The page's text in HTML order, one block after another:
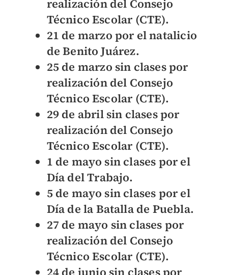
realización del Consejo
Técnico Escolar (CTE).
21 de marzo por el natalicio
de Benito Juárez.
25 de marzo sin clases por
realización del Consejo
Técnico Escolar (CTE).
29 de abril sin clases por
realización del Consejo
Técnico Escolar (CTE).
1 de mayo sin clases por el
Día del Trabajo.
5 de mayo sin clases por el
Día de la Batalla de Puebla.
27 de mayo sin clases por
realización del Consejo
Técnico Escolar (CTE).